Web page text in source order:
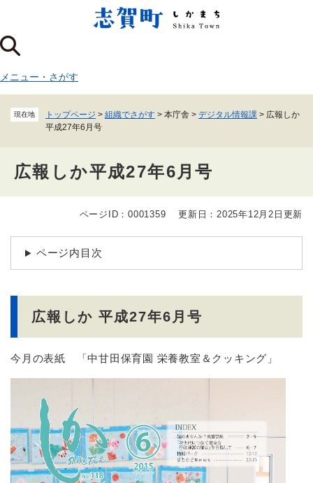
ジ
の
頭
で
メニューを飛ばして本文へ
メニュー ・ さがす
現在地 トップページ > 組織でさがす > 本庁舎 > デジタル情報課 > 広報しか
平成27年6月号
広報しか平成27年6月号
文
ページID：0001359 更新日：2025年12月2日更新
ページ内目次
広報しか 平成27年6月号
今月の表紙 「中甘田保育園 栄養教室＆クッキング」